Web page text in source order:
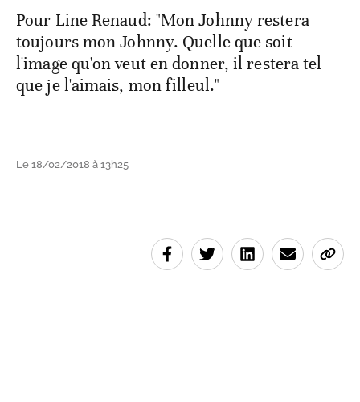
Pour Line Renaud: "Mon Johnny restera
toujours mon Johnny. Quelle que soit
l'image qu'on veut en donner, il restera tel
que je l'aimais, mon filleul."
Le 18/02/2018 à 13h25